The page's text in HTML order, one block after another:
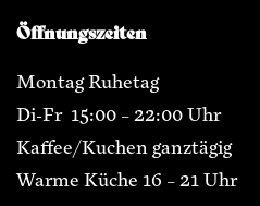
Öffnungszeiten
Montag Ruhetag
Di-Fr 15:00 – 22:00 Uhr
Kaffee/Kuchen ganztägig
Warme Küche 16 – 21 Uhr